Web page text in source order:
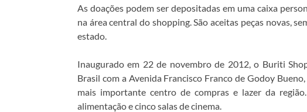
As doações podem ser depositadas em uma caixa
na área central do shopping. São aceitas peças novas,
estado.
Inaugurado em 22 de novembro de 2012, o Buriti
Brasil com a Avenida Francisco Franco de Godoy
mais importante centro de compras e lazer da
alimentação e cinco salas de cinema.